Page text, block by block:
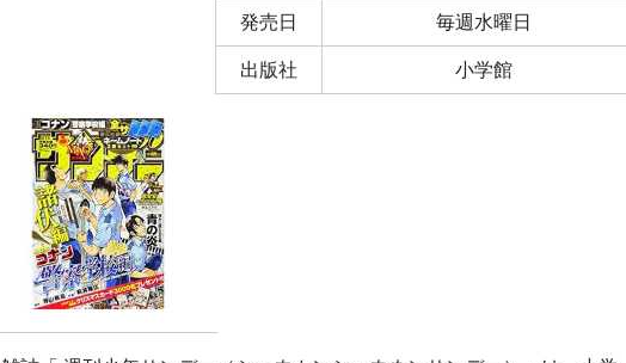
発売日 毎週水曜日
出版社 小学館